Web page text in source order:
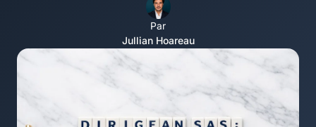
Par
Jullian Hoareau